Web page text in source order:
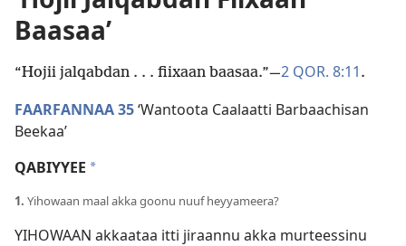
Baasaa’
“Hojii jalqabdan . . . fiixaan baasaa.”—2 QOR. 8:11 .
FAARFANNAA 35‘Wantoota Caalaatti Barbaachisan
Beekaa’
QABIYYEE *
1. Yihowaan maal akka goonu nuuf heyyameera?
YIHOWAAN akkaataa itti jiraannu akka murteessinu